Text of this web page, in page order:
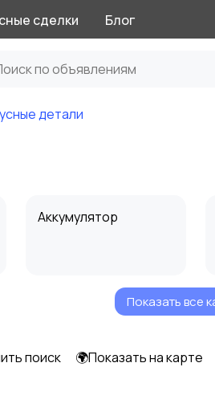
сделки Блог
детали
Аккумулятор
Показать все
поиск 🌍Показать на карте